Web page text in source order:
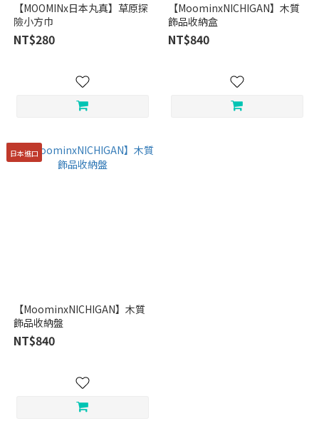
【MOOMINx日本丸真】草原探
險小方巾
NT$280
【MoominxNICHIGAN】木質
飾品收納盒
NT$840
日本進口
【MoominxNICHIGAN】木質
飾品收納盤
NT$840